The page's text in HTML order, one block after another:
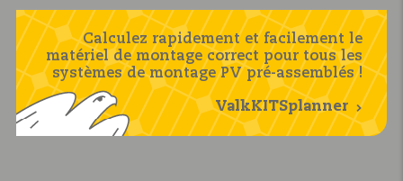
Calculez rapidement et facilement le
matériel de montage correct pour tous les
systèmes de montage PV pré-assemblés !
ValkKITSplanner